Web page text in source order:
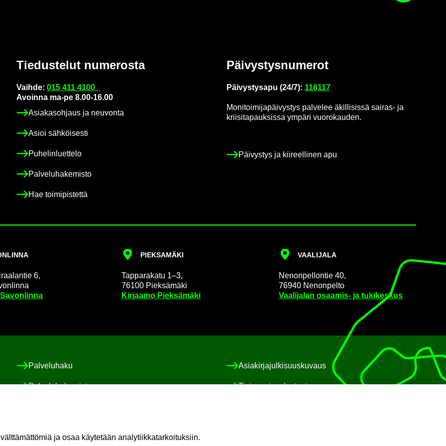
Tie­dus­te­lut nu­me­ros­ta
Vaih­de:015 411 4100
Avoin­na ma-pe 8.00-16.00
Asia­kas­oh­jaus ja neu­von­ta
Asioi säh­köi­ses­ti
Pu­he­lin­luet­te­lo
Pal­ve­lu­ha­ke­mis­to
Hae toi­mi­pis­tet­tä
Päi­vys­tys­nu­me­rot
Päi­vys­tys­a­pu (24/7): 116117
Mo­ni­toi­mi­ja­päi­vys­tys pal­ve­lee äkil­li­sis­sä sairas-​ ja
krii­si­ta­pauk­sis­sa ym­pä­ri vuo­ro­kau­den.
Päi­vys­tys ja kii­reel­li­nen apu
6,
PIEK­SA­MÄ­KI
Tap­pa­ra­ka­tu 1–3,
76100 Piek­sä­mä­ki
Kir­jaa­mo Piek­sä­mä­ki
VAA­LI­JA­LA
Ne­non­pel­lon­tie 40,
76940 Ne­non­pel­to
Vaa­li­ja­lan osaamis-​ ja tu­ki­kes­kus
Pal­ve­lu­ha­ku
Pal­ve­lu­ha­ke­mis­to
Asia­kir­ja­jul­ki­suus­ku­vaus
Tie­to­suo­ja­se­los­teet
ja osaa käy­te­tään ana­ly­tiik­ka­tar­koi­tuk­siin.